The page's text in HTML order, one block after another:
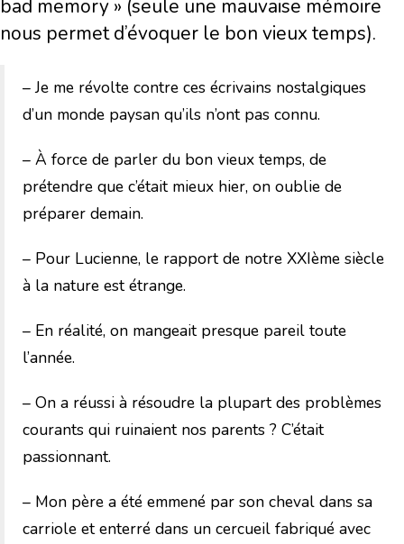
bad memory » (seule une mauvaise mémoire
nous permet d’évoquer le bon vieux temps).
– Je me révolte contre ces écrivains nostalgiques
d’un monde paysan qu’ils n’ont pas connu.
– À force de parler du bon vieux temps, de
prétendre que c’était mieux hier, on oublie de
préparer demain.
– Pour Lucienne, le rapport de notre XXIème siècle
à la nature est étrange.
– En réalité, on mangeait presque pareil toute
l’année.
– On a réussi à résoudre la plupart des problèmes
courants qui ruinaient nos parents ? C’était
passionnant.
– Mon père a été emmené par son cheval dans sa
carriole et enterré dans un cercueil fabriqué avec